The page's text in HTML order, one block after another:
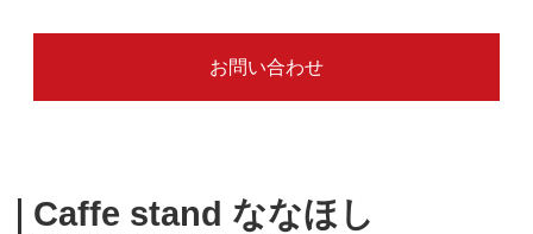
お問い合わせ
Caffe stand ななほし